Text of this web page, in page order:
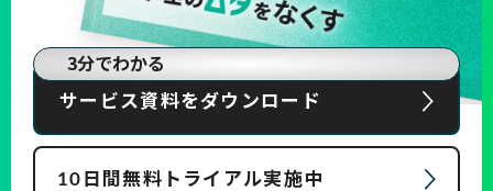
3分でわかる
サービス資料をダウンロード
10日間無料トライアル実施中